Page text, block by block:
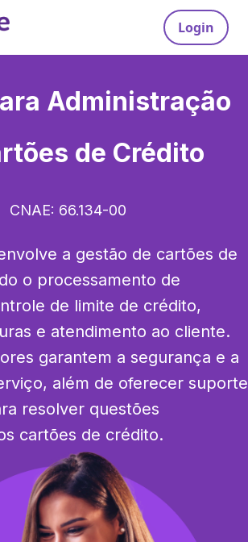
Login
Administração
de Crédito
CNAE: 66.134-00
a gestão de cartões de
o processamento de
de limite de crédito,
e atendimento ao cliente.
garantem a segurança e a
além de oferecer suporte
resolver questões
cartões de crédito.